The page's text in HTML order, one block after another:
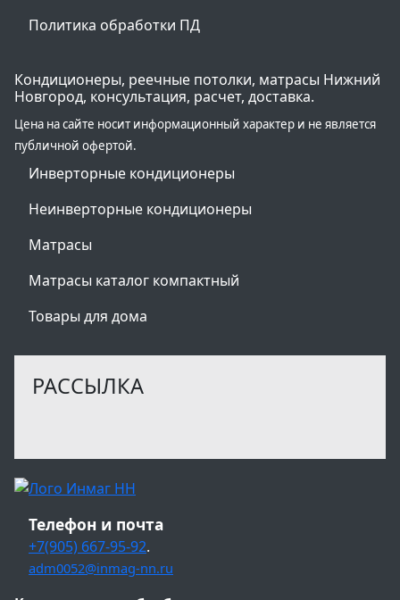
Политика обработки ПД
Кондиционеры, реечные потолки, матрасы Нижний
Новгород, консультация, расчет, доставка.
Цена на сайте носит информационный характер и не является
публичной офертой.
Инверторные кондиционеры
Неинверторные кондиционеры
Матрасы
Матрасы каталог компактный
Товары для дома
РАССЫЛКА
Телефон и почта
+7(905) 667-95-92.
adm0052@inmag-nn.ru